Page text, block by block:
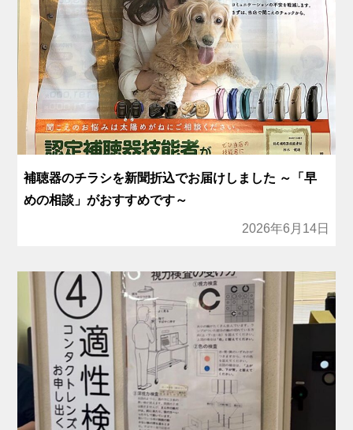
補聴器のチラシを新聞折込でお届けしました ～「早
めの相談」がおすすめです～
2026年6月14日